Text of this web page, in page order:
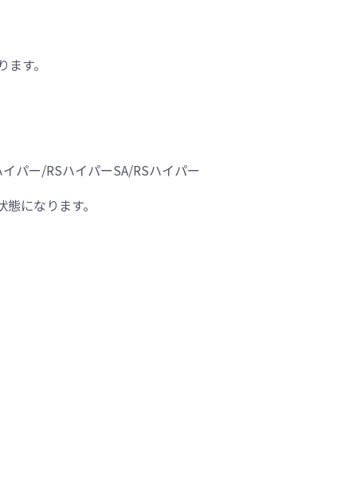
す。
パー/RSハイパーSA/RSハイパー
になります。